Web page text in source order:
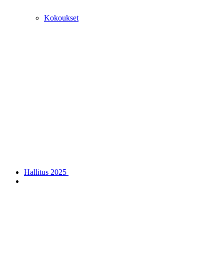
Kokoukset
Hallitus 2025